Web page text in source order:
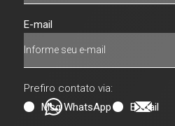
E-mail
Prefiro contato via:
Msg WhatsApp
E-mail